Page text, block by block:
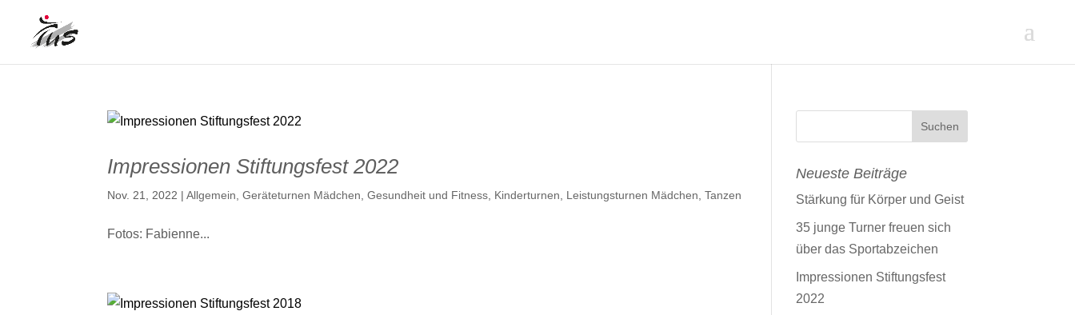
Impressionen Stiftungsfest 2022
Nov. 21, 2022 |Allgemein ,Geräteturnen Mädchen ,Gesundheit und Fitness Kinderturnen Leistungsturnen Mädchen ,Tanzen
Fotos: Fabienne...
Neueste Beiträge
Stärkung für Körper und Geist
35 junge Turner freuen sich
über das Sportabzeichen
Impressionen Stiftungsfest
2022